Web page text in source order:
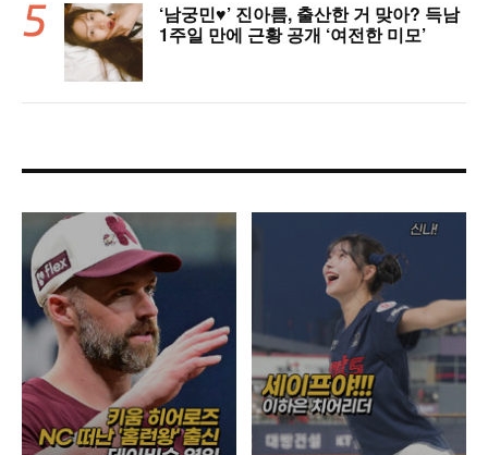
‘남궁민♥’ 진아름, 출산한 거 맞아? 득남
1주일 만에 근황 공개 ‘여전한 미모’